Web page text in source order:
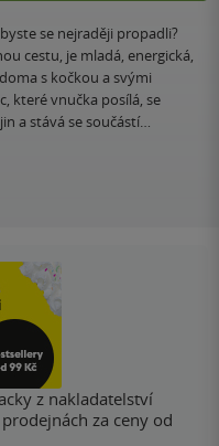
se nejraději propadli?
cestu, je mladá, energická,
s kočkou a svými
které vnučka posílá, se
a stává se součástí…
z nakladatelství
za ceny od